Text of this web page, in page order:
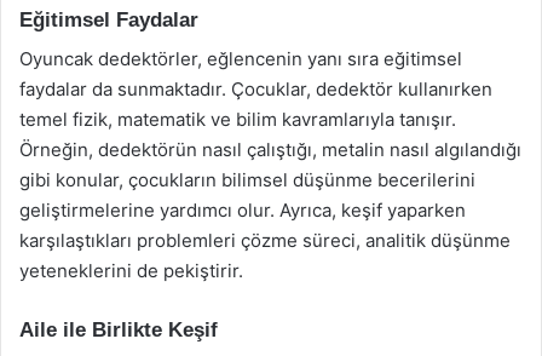
Eğitimsel Faydalar
Oyuncak dedektörler, eğlencenin yanı sıra eğitimsel
faydalar da sunmaktadır. Çocuklar, dedektör kullanırken
temel fizik, matematik ve bilim kavramlarıyla tanışır.
Örneğin, dedektörün nasıl çalıştığı, metalin nasıl algılandığı
gibi konular, çocukların bilimsel düşünme becerilerini
geliştirmelerine yardımcı olur. Ayrıca, keşif yaparken
karşılaştıkları problemleri çözme süreci, analitik düşünme
yeteneklerini de pekiştirir.
Aile ile Birlikte Keşif